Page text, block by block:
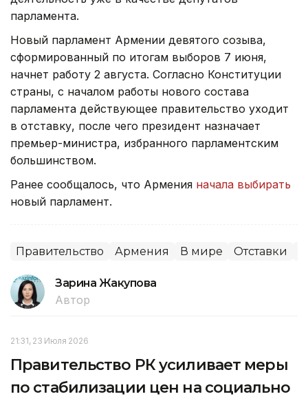
парламента.
Новый парламент Армении девятого созыва,
сформированный по итогам выборов 7 июня,
начнет работу 2 августа. Согласно Конституции
страны, с началом работы нового состава
парламента действующее правительство уходит
в отставку, после чего президент назначает
премьер-министра, избранного парламентским
большинством.
Ранее сообщалось, что Армения начала выбирать
новый парламент.
Правительство Армения В мире Отставки
Зарина Жакупова
Автор
21:31, 23 Июля 2026
Правительство РК усиливает меры
по стабилизации цен на социально